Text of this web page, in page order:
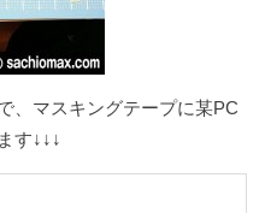
、マスキングテープに某PC
す↓↓↓